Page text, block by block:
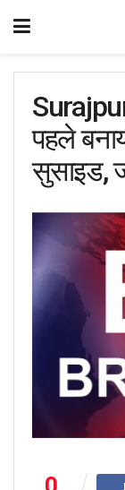
पहले
सुसाइड,